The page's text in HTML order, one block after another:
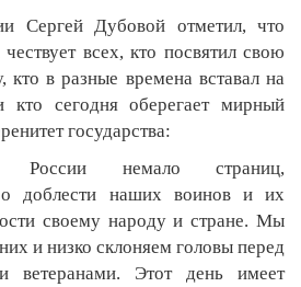
Сергей Дубовой отметил, что
всех, кто посвятил свою
кто в разные времена вставал на
кто сегодня оберегает мирный
государства:
немало страниц,
о доблести наших воинов и их
своему народу и стране. Мы
и низко склоняем головы перед
ветеранами. Этот день имеет